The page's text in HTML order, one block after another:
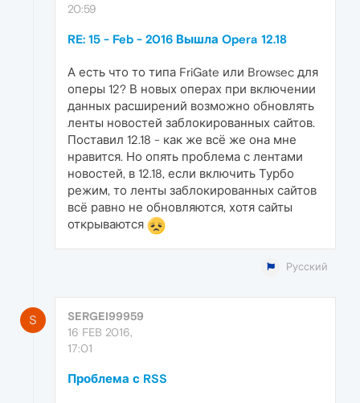
20:59
RE: 15 - Feb - 2016 Вышла Opera 12.18
А есть что то типа FriGate или Browsec для
оперы 12? В новых операх при включении
данных расширений возможно обновлять
ленты новостей заблокированных сайтов.
Поставил 12.18 - как же всё же она мне
нравится. Но опять проблема с лентами
новостей, в 12.18, если включить Турбо
режим, то ленты заблокированных сайтов
всё равно не обновляются, хотя сайты
открываются
Русский
S
SERGEI99959
16 FEB 2016,
17:01
Проблема с RSS